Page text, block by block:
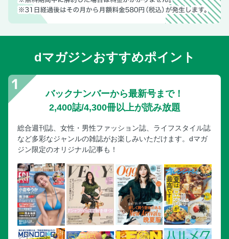
dマガジンおすすめポイント
バックナンバーから最新号まで！
2,400誌/4,300冊以上が読み放題
総合週刊誌、女性・男性ファッション誌、ライフスタイル誌
など多彩なジャンルの雑誌がお楽しみいただけます。dマガ
ジン限定のオリジナル記事も！